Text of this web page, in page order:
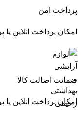
پرداخت امن
امکان پرداخت انلاین
ضمانت اصالت کالا
امکان پرداخت انلاین